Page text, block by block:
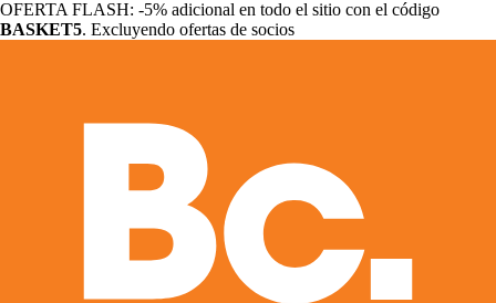
OFERTA FLASH: -5% adicional en todo el sitio con el código
BASKET5. Excluyendo ofertas de socios